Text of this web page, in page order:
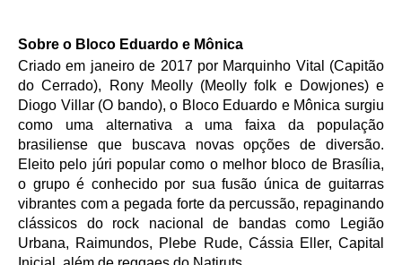
Sobre o Bloco Eduardo e Mônica
Criado em janeiro de 2017 por Marquinho Vital (Capitão
do Cerrado), Rony Meolly (Meolly folk e Dowjones) e
Diogo Villar (O bando), o Bloco Eduardo e Mônica surgiu
como uma alternativa a uma faixa da população
brasiliense que buscava novas opções de diversão.
Eleito pelo júri popular como o melhor bloco de Brasília,
o grupo é conhecido por sua fusão única de guitarras
vibrantes com a pegada forte da percussão, repaginando
clássicos do rock nacional de bandas como Legião
Urbana, Raimundos, Plebe Rude, Cássia Eller, Capital